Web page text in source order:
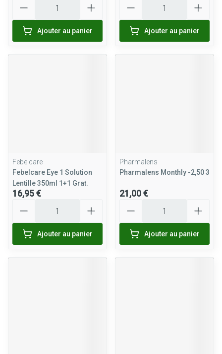
Ajouter au panier Ajouter au panier
Febelcare
Febelcare Eye 1 Solution
Lentille 350ml 1+1 Grat.
16,95 €
Ajouter au panier
Pharmalens
Pharmalens Monthly -2,50 3
21,00 €
Ajouter au panier